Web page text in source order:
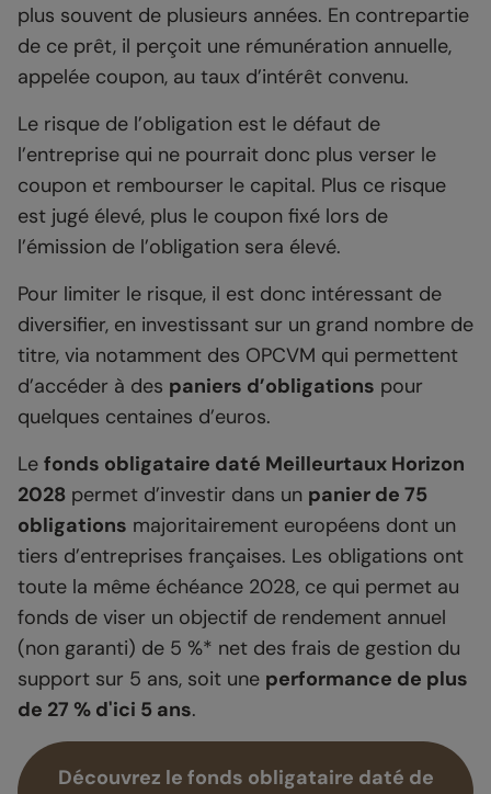
plus souvent de plusieurs années. En contrepartie
de ce prêt, il perçoit une rémunération annuelle,
appelée coupon, au taux d’intérêt convenu.
Le risque de l’obligation est le défaut de
l’entreprise qui ne pourrait donc plus verser le
coupon et rembourser le capital. Plus ce risque
est jugé élevé, plus le coupon fixé lors de
l’émission de l’obligation sera élevé.
Pour limiter le risque, il est donc intéressant de
diversifier, en investissant sur un grand nombre de
titre, via notamment des OPCVM qui permettent
d’accéder à des paniers d’obligations pour
quelques centaines d’euros.
Le fonds obligataire daté Meilleurtaux Horizon
2028 permet d’investir dans un panier de 75
obligations majoritairement européens dont un
tiers d’entreprises françaises. Les obligations ont
toute la même échéance 2028, ce qui permet au
fonds de viser un objectif de rendement annuel
(non garanti) de 5 %* net des frais de gestion du
support sur 5 ans, soit une performance de plus
de 27 % d'ici 5 ans.
Découvrez le fonds obligataire daté de